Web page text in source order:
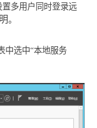
置多用户同时登录远
。
中选中“本地服务